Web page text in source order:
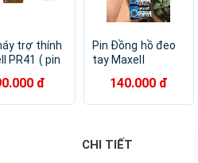
trợ thính
PR41 ( pin
/ PR48 ( Pin
( Pin
đ
Pin Đồng hồ đeo
tay Maxell
140.000 đ
CHI TIẾT